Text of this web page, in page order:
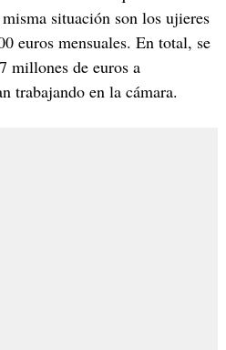
situación son los ujieres
euros mensuales. En total, se
millones de euros a
trabajando en la cámara.